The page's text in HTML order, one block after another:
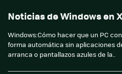
Noticias de Windows en
Windows:Cómo hacer que un PC
forma automática sin aplicaciones
arranca o pantallazos azules de la..